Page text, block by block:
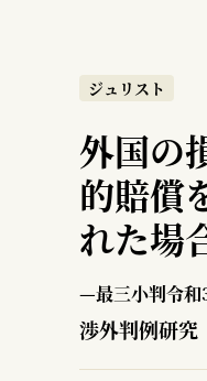
ジュリスト
外国の
的賠償
れた場
—最三小判令和
渉外判例研究